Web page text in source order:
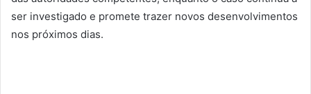
ser investigado e promete trazer novos desenvolvimentos
nos próximos dias.